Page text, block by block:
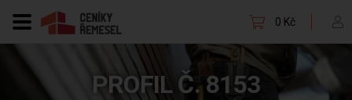
0 Kč
PROFIL Č. 8153